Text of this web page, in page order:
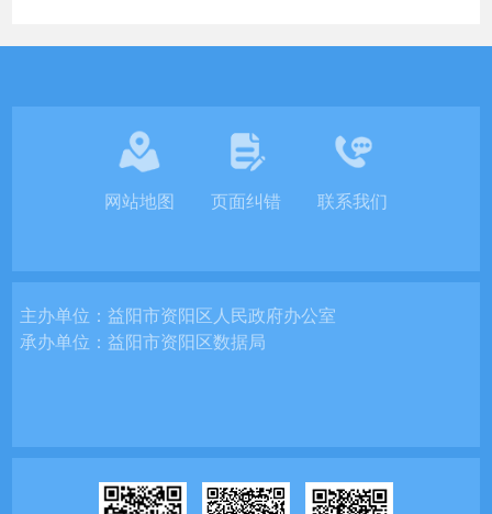
网站地图 页面纠错 联系我们
主办单位：益阳市资阳区人民政府办公室
承办单位：益阳市资阳区数据局